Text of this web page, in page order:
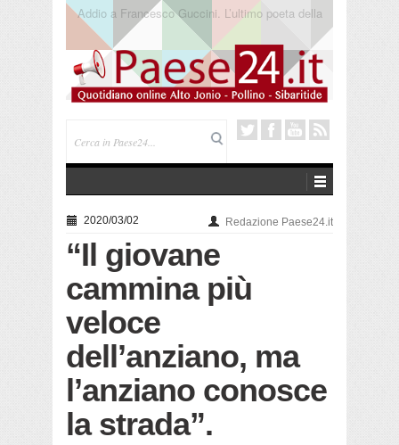
Saracena. Presentato “America”, il romanzo di Luigi
Pandolfi che racconta l’emigrazione
2020/03/02 Redazione Paese24.it
“Il giovane
cammina più
veloce
dell’anziano, ma
l’anziano conosce
la strada”.